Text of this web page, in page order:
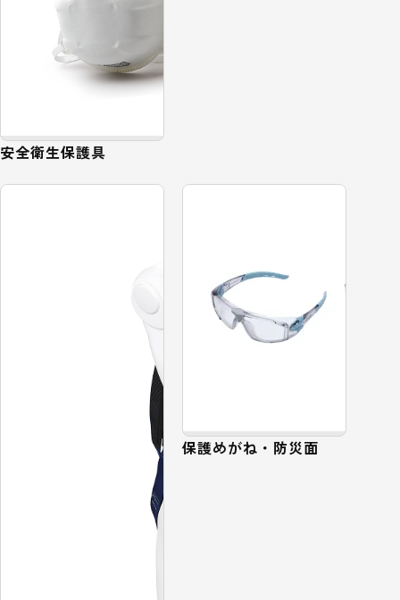
安全衛生保護具
保護めがね・防災面